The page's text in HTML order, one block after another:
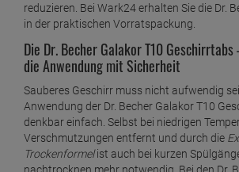
reduzieren. Bei Wark24 erhalten Sie die Dr.
in der praktischen Vorratspackung.
Die Dr. Becher Galakor T10
die Anwendung mit Sicherheit
Sauberes Geschirr muss nicht aufwendig
Anwendung der Dr. Becher Galakor T10
denkbar einfach. Selbst bei niedrigen
Verschmutzungen entfernt und durch die
Trockenformelist auch bei kurzen
nachtrocknen mehr notwendig. Bei den Dr.